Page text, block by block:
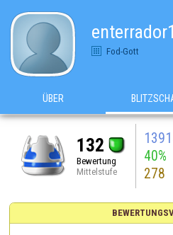
Fod-Gott
ÜBER
132
Bewertung
Mittelstufe
40%
278